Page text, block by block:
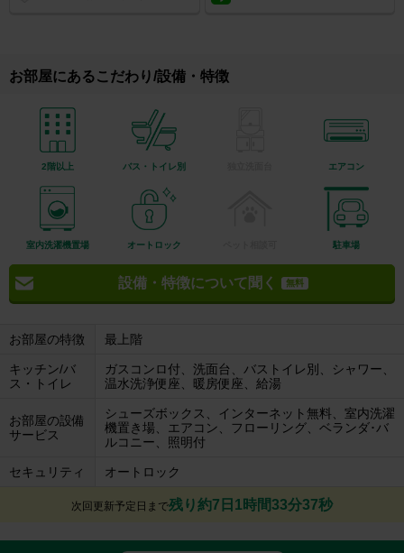
お部屋にあるこだわり/設備・特徴
2階以上 バス・トイレ別 エアコン
室内洗濯機置場 オートロック 駐車場
設備・特徴について聞く 無料
お部屋の特徴 最上階
キッチン/バ
ス・トイレ
ガスコンロ付、洗面台、バストイレ別、シャワー、
温水洗浄便座、暖房便座、給湯
お部屋の設備
サービス
シューズボックス、インターネット無料、室内洗濯
機置き場、エアコン、フローリング、ベランダ･バ
ルコニー、照明付
セキュリティ オートロック
次回更新予定日まで残り約7日1時間33分36秒